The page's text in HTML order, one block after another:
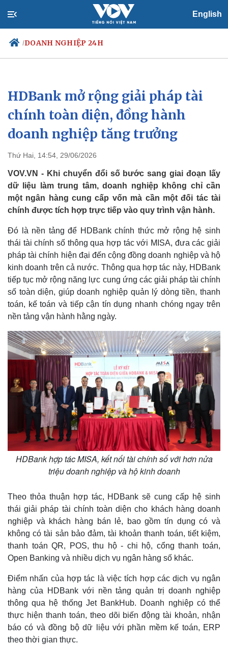
English
/DOANH NGHIỆP 24H
Chính trị
Đảng
Tổ chức nhân sự
Quốc hội
Nhận diện sự thật
Xã hội
Tin 24h
Dự báo thời tiết
Giáo dục
Dấu ấn VOV
HDBank mở rộng giải pháp tài
chính toàn diện, đồng hành
doanh nghiệp tăng trưởng
Thứ Hai, 14:54, 29/06/2026
VOV.VN - Khi chuyển đổi số bước sang giai đoạn lấy
dữ liệu làm trung tâm, doanh nghiệp không chỉ cần
một ngân hàng cung cấp vốn mà cần một đối tác tài
chính được tích hợp trực tiếp vào quy trình vận hành.
Đó là nền tảng để HDBank chính thức mở rộng hệ sinh
thái tài chính số thông qua hợp tác với MISA, đưa các giải
pháp tài chính hiện đại đến cộng đồng doanh nghiệp và hộ
kinh doanh trên cả nước. Thông qua hợp tác này, HDBank
tiếp tục mở rộng năng lực cung ứng các giải pháp tài chính
số toàn diện, giúp doanh nghiệp quản lý dòng tiền, thanh
toán, kế toán và tiếp cận tín dụng nhanh chóng ngay trên
nền tảng vận hành hằng ngày.
HDBank hợp tác MISA, kết nối tài chính số với hơn nửa
triệu doanh nghiệp và hộ kinh doanh
Theo thỏa thuận hợp tác, HDBank sẽ cung cấp hệ sinh
thái giải pháp tài chính toàn diện cho khách hàng doanh
nghiệp và khách hàng bán lẻ, bao gồm tín dụng có và
không có tài sản bảo đảm, tài khoản thanh toán, tiết kiệm,
thanh toán QR, POS, thu hộ - chi hộ, cổng thanh toán,
Open Banking và nhiều dịch vụ ngân hàng số khác.
Điểm nhấn của hợp tác là việc tích hợp các dịch vụ ngân
hàng của HDBank với nền tảng quản trị doanh nghiệp
thông qua hệ thống Jet BankHub. Doanh nghiệp có thể
thực hiện thanh toán, theo dõi biến động tài khoản, nhận
báo có và đồng bộ dữ liệu với phần mềm kế toán, ERP
theo thời gian thực.